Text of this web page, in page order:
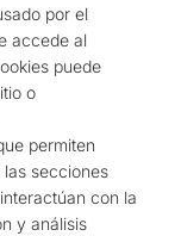
por el
accede al
puede
o
permiten
secciones
con la
y análisis